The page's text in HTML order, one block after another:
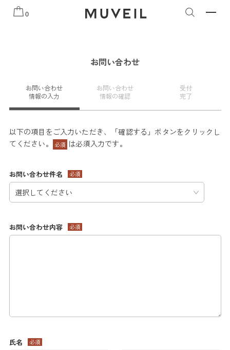
らせ 2026 AUTUMN WINTER COLLECTION 2026
0
お問い合わせ
お問い合わせ
情報の入力
お問い合わせ
情報の確認
受付
完了
以下の項目をご入力いただき、「確認する」ボタンをクリックし
てください。
必須 は必須入力です。
お問い合わせ件名 必須
お問い合わせ内容 必須
氏名 必須